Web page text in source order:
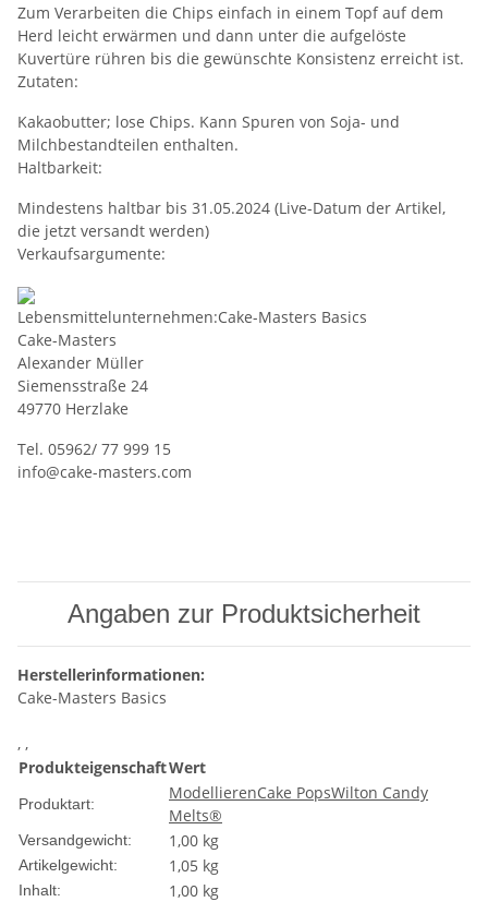
Zum Verarbeiten die Chips einfach in einem Topf auf dem
Herd leicht erwärmen und dann unter die aufgelöste
Kuvertüre rühren bis die gewünschte Konsistenz erreicht ist.
Zutaten:
Kakaobutter; lose Chips. Kann Spuren von Soja- und
Milchbestandteilen enthalten.
Haltbarkeit:
Mindestens haltbar bis 31.05.2024 (Live-Datum der Artikel,
die jetzt versandt werden)
Verkaufsargumente:
Lebensmittelunternehmen:Cake-Masters Basics
Cake-Masters
Alexander Müller
Siemensstraße 24
49770 Herzlake
Tel. 05962/ 77 999 15
info@cake-masters.com
Angaben zur Produktsicherheit
Herstellerinformationen:
Cake-Masters Basics
, ,
ProdukteigenschaftWert
Produktart:
ModellierenCake PopsWilton Candy
Melts®
Versandgewicht: 1,00 kg
Artikelgewicht: 1,05 kg
Inhalt:
1,00 kg